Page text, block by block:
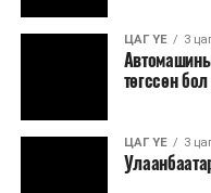
хамрагдахгүй бөгөөд
эрт илрүүлэг,
өвчний эсрэг
үргэлжилнэ гэж
Мөн бүх шатны
ЦАГ ҮЕ 3
төгссөн
ЦАГ ҮЕ 3